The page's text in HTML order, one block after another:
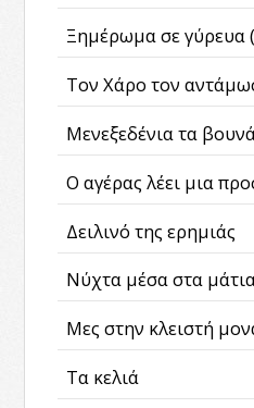
Ξημέρωμα σε γύρευα
Τον Χάρο τον
Μενεξεδένια τα
Ο αγέρας λέει μια
Δειλινό της ερημιάς
Νύχτα μέσα στα
Μες στην κλειστή
Τα κελιά